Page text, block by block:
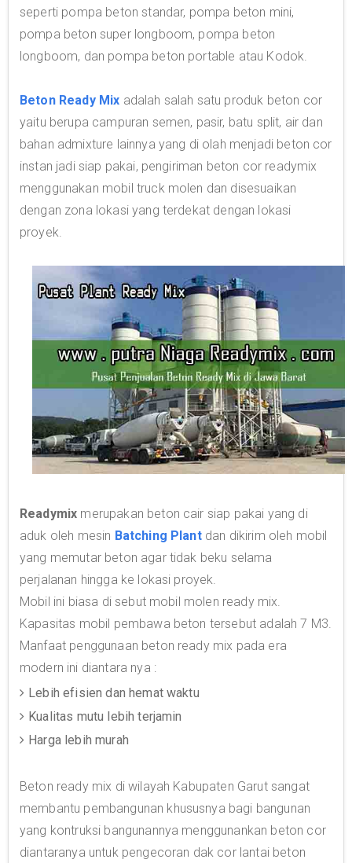
seperti pompa beton standar, pompa beton mini,
pompa beton super longboom, pompa beton
longboom, dan pompa beton portable atau Kodok.
Beton Ready Mix adalah salah satu produk beton cor
yaitu berupa campuran semen, pasir, batu split, air dan
bahan admixture lainnya yang di olah menjadi beton cor
instan jadi siap pakai, pengiriman beton cor readymix
menggunakan mobil truck molen dan disesuaikan
dengan zona lokasi yang terdekat dengan lokasi
proyek.
Readymix merupakan beton cair siap pakai yang di
aduk oleh mesin Batching Plantdan dikirim oleh mobil
yang memutar beton agar tidak beku selama
perjalanan hingga ke lokasi proyek.
Mobil ini biasa di sebut mobil molen ready mix.
Kapasitas mobil pembawa beton tersebut adalah 7 M3.
Manfaat penggunaan beton ready mix pada era
modern ini diantara nya :
Lebih efisien dan hemat waktu
Kualitas mutu lebih terjamin
Harga lebih murah
Beton ready mix di wilayah Kabupaten Garut sangat
membantu pembangunan khususnya bagi bangunan
yang kontruksi bangunannya menggunankan beton cor
diantaranya untuk pengecoran dak cor lantai beton